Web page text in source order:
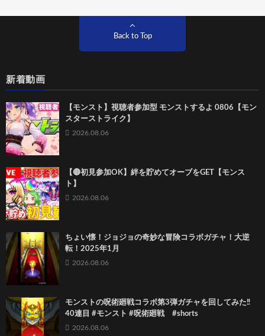
Back to Top
新着動画
【モンスト】視聴者参加型 モンストするよ 0806【モン
スターストライク】
2026.08.06
【🔴初見参加OK】絆を貯めてオーブをGET【モンス
ト】
2026.08.06
ちょい懐！ジョジョの奇妙な冒険コラボガチャ！大逆
転！2025年1月
2026.08.06
モンストの呪術廻戦コラボ第3弾ガチャを回してみた‼️
40連目 #モンスト #呪術廻戦 #shorts
2026.08.06